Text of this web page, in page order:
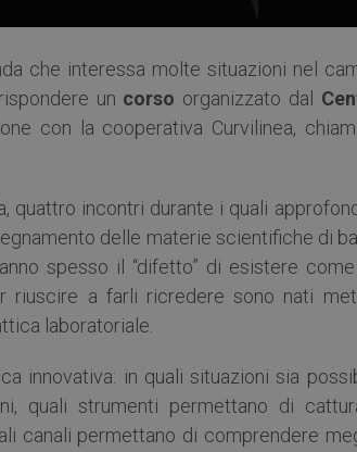
che interessa molte situazioni nel
un corso organizzato dal
con la cooperativa Curvilinea,
quattro incontri durante i quali
delle materie scientifiche di
spesso il “difetto” di esistere
riuscire a farli ricredere sono nati
laboratoriale.
innovativa: in quali situazioni sia
quali strumenti permettano di
canali permettano di comprendere